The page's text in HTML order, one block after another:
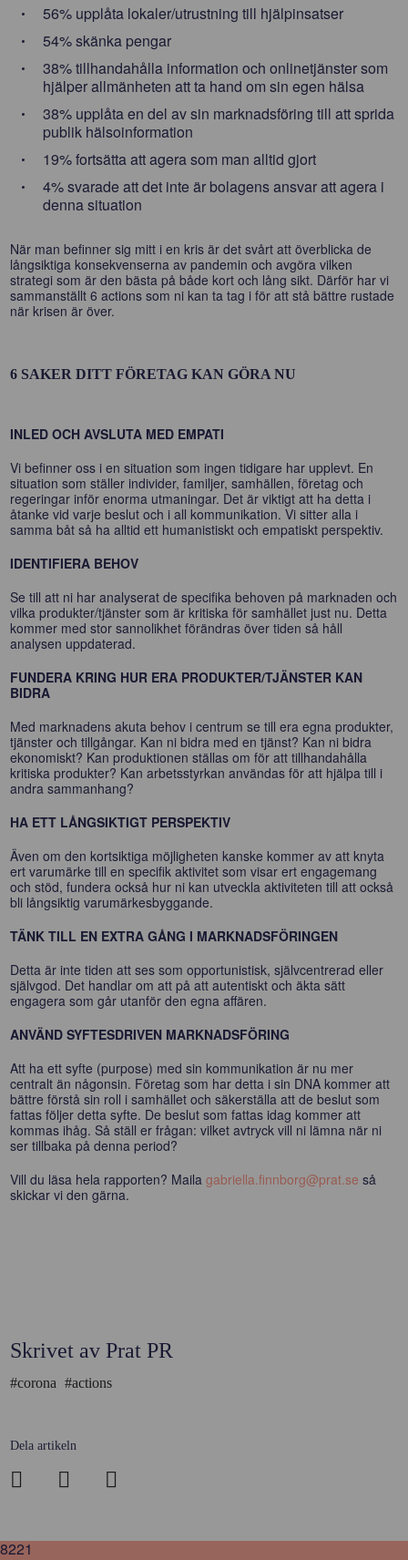
56% upplåta lokaler/utrustning till hjälpinsatser
54% skänka pengar
38% tillhandahålla information och onlinetjänster som
hjälper allmänheten att ta hand om sin egen hälsa
38% upplåta en del av sin marknadsföring till att sprida
publik hälsoinformation
19% fortsätta att agera som man alltid gjort
4% svarade att det inte är bolagens ansvar att agera i
denna situation
När man befinner sig mitt i en kris är det svårt att överblicka de
långsiktiga konsekvenserna av pandemin och avgöra vilken
strategi som är den bästa på både kort och lång sikt. Därför har vi
sammanställt 6 actions som ni kan ta tag i för att stå bättre rustade
när krisen är över.
6 SAKER DITT FÖRETAG KAN GÖRA NU
INLED OCH AVSLUTA MED EMPATI
Vi befinner oss i en situation som ingen tidigare har upplevt. En
situation som ställer individer, familjer, samhällen, företag och
regeringar inför enorma utmaningar. Det är viktigt att ha detta i
åtanke vid varje beslut och i all kommunikation. Vi sitter alla i
samma båt så ha alltid ett humanistiskt och empatiskt perspektiv.
IDENTIFIERA BEHOV
Se till att ni har analyserat de specifika behoven på marknaden och
vilka produkter/tjänster som är kritiska för samhället just nu. Detta
kommer med stor sannolikhet förändras över tiden så håll
analysen uppdaterad.
FUNDERA KRING HUR ERA PRODUKTER/TJÄNSTER KAN
BIDRA
Med marknadens akuta behov i centrum se till era egna produkter,
tjänster och tillgångar. Kan ni bidra med en tjänst? Kan ni bidra
ekonomiskt? Kan produktionen ställas om för att tillhandahålla
kritiska produkter? Kan arbetsstyrkan användas för att hjälpa till i
andra sammanhang?
HA ETT LÅNGSIKTIGT PERSPEKTIV
Även om den kortsiktiga möjligheten kanske kommer av att knyta
ert varumärke till en specifik aktivitet som visar ert engagemang
och stöd, fundera också hur ni kan utveckla aktiviteten till att också
bli långsiktig varumärkesbyggande.
TÄNK TILL EN EXTRA GÅNG I MARKNADSFÖRINGEN
Detta är inte tiden att ses som opportunistisk, självcentrerad eller
självgod. Det handlar om att på att autentiskt och äkta sätt
engagera som går utanför den egna affären.
ANVÄND SYFTESDRIVEN MARKNADSFÖRING
Att ha ett syfte (purpose) med sin kommunikation är nu mer
centralt än någonsin. Företag som har detta i sin DNA kommer att
bättre förstå sin roll i samhället och säkerställa att de beslut som
fattas följer detta syfte. De beslut som fattas idag kommer att
kommas ihåg. Så ställ er frågan: vilket avtryck vill ni lämna när ni
ser tillbaka på denna period?
Vill du läsa hela rapporten? Mailagabriella.finnborg@prat.se så
skickar vi den gärna.
Skrivet av Prat PR
#corona #actions
Dela artikeln
8221